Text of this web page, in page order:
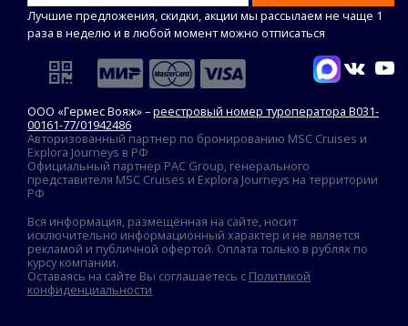
Лучшие предложения, скидки, акции мы рассылаем не чаще 1
раза в неделю и в любой момент можно отписаться
ООО «Гермес Вояж» –реестровый номер туроператора В031-
00161-77/01942486
Авторизованный партнер по бронированию MSC Cruises и
Explora Journeys в РФ
Официальный партнер PAC Group, генерального
представителя MSC Cruises и Explora Journeys на территории
РФ
Вся информация, размещённая на сайте, носит
исключительно информационный характер и не является
рекламой и публичной офертой. Оплата только в рублях по
курсу компании.
Оставаясь на сайте Вы соглашаетесь с Политикой
конфиденциальности